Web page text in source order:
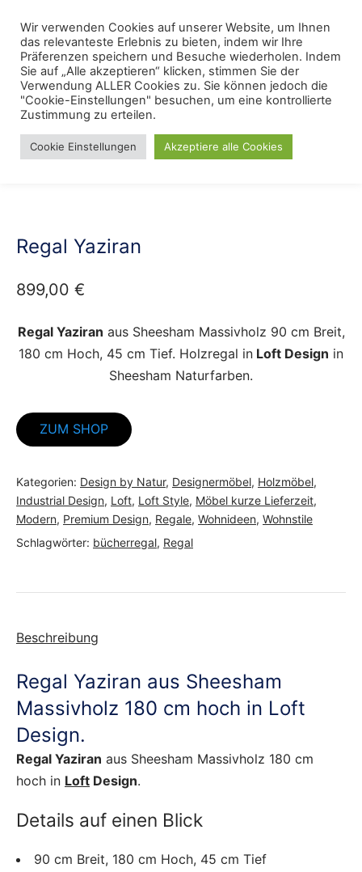
content
Menu
Start / Wohnstile / Industrial Design
Regal Yaziran
899,00 €
Regal Yaziran aus Sheesham Massivholz 90 cm Breit,
180 cm Hoch, 45 cm Tief. Holzregal in Loft Design in
Sheesham Naturfarben.
ZUM SHOP
Kategorien: Design by Natur, Designermöbel, Holzmöbel,
Industrial Design, Loft, Loft Style, Möbel kurze Lieferzeit,
Modern, Premium Design, Regale, Wohnideen, Wohnstile
Schlagwörter: bücherregal, Regal
Beschreibung
Regal Yaziran aus Sheesham
Massivholz 180 cm hoch in Loft
Design.
Regal Yaziran aus Sheesham Massivholz 180 cm
hoch in Loft Design.
Details auf einen Blick
90 cm Breit, 180 cm Hoch, 45 cm Tief
Wir verwenden Cookies auf unserer Website, um Ihnen
das relevanteste Erlebnis zu bieten, indem wir Ihre
Präferenzen speichern und Besuche wiederholen. Indem
Sie auf „Alle akzeptieren“ klicken, stimmen Sie der
Verwendung ALLER Cookies zu. Sie können jedoch die
"Cookie-Einstellungen" besuchen, um eine kontrollierte
Zustimmung zu erteilen.
Cookie Einstellungen Akzeptiere alle Cookies